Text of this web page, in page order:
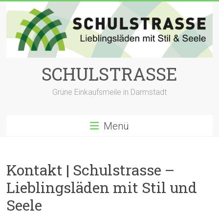
Inhalt
springen
SCHULSTRASSE
Grüne Einkaufsmeile in Darmstadt
Menü
Kontakt | Schulstrasse –
Lieblingsläden mit Stil und
Seele